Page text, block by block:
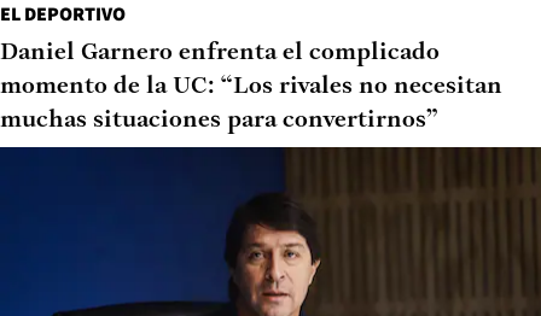
EL DEPORTIVO
Daniel Garnero enfrenta el complicado
momento de la UC: “Los rivales no necesitan
muchas situaciones para convertirnos”